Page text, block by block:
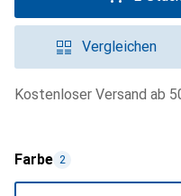
Vergleichen
Kostenloser Versand ab
Farbe 2